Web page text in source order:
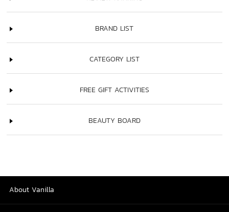
BRAND LIST
CATEGORY LIST
FREE GIFT ACTIVITIES
BEAUTY BOARD
About Vanilla